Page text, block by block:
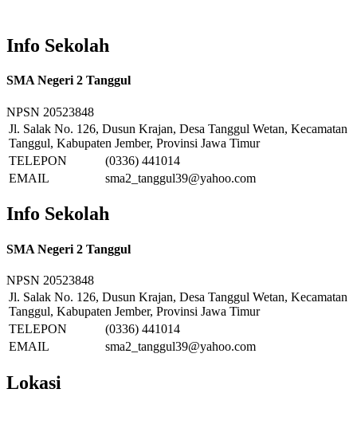
Info Sekolah
SMA Negeri 2 Tanggul
NPSN 20523848
Jl. Salak No. 126, Dusun Krajan, Desa Tanggul Wetan, Kecamatan
Tanggul, Kabupaten Jember, Provinsi Jawa Timur
TELEPON
(0336) 441014
EMAIL
sma2_tanggul39@yahoo.com
Info Sekolah
SMA Negeri 2 Tanggul
NPSN 20523848
Jl. Salak No. 126, Dusun Krajan, Desa Tanggul Wetan, Kecamatan
Tanggul, Kabupaten Jember, Provinsi Jawa Timur
TELEPON
(0336) 441014
EMAIL
sma2_tanggul39@yahoo.com
Lokasi